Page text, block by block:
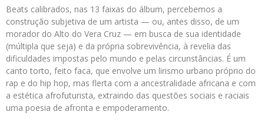
Beats calibrados, nas 13 faixas do álbum, percebemos a
construção subjetiva de um artista — ou, antes disso, de um
morador do Alto do Vera Cruz — em busca de sua identidade
(múltipla que seja) e da própria sobrevivência, à revelia das
dificuldades impostas pelo mundo e pelas circunstâncias. É um
canto torto, feito faca, que envolve um lirismo urbano próprio do
rap e do hip hop, mas flerta com a ancestralidade africana e com
a estética afrofuturista, extraindo das questões sociais e raciais
uma poesia de afronta e empoderamento.